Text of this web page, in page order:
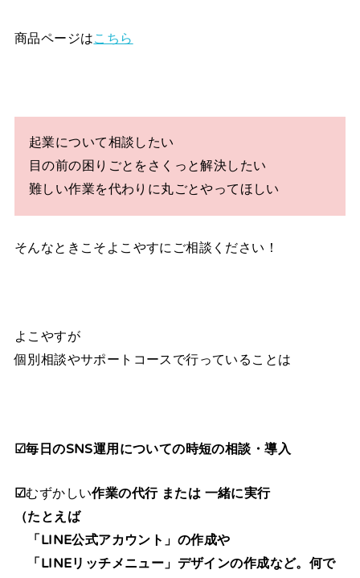
商品ページはこちら
起業について相談したい
目の前の困りごとをさくっと解決したい
難しい作業を代わりに丸ごとやってほしい
そんなときこそよこやすにご相談ください！
よこやすが
個別相談やサポートコースで行っていることは
☑毎日のSNS運用についての時短の相談・導入
☑むずかしい作業の代行 または 一緒に実行
（たとえば
「LINE公式アカウント」の作成や
「LINEリッチメニュー」デザインの作成など。何で